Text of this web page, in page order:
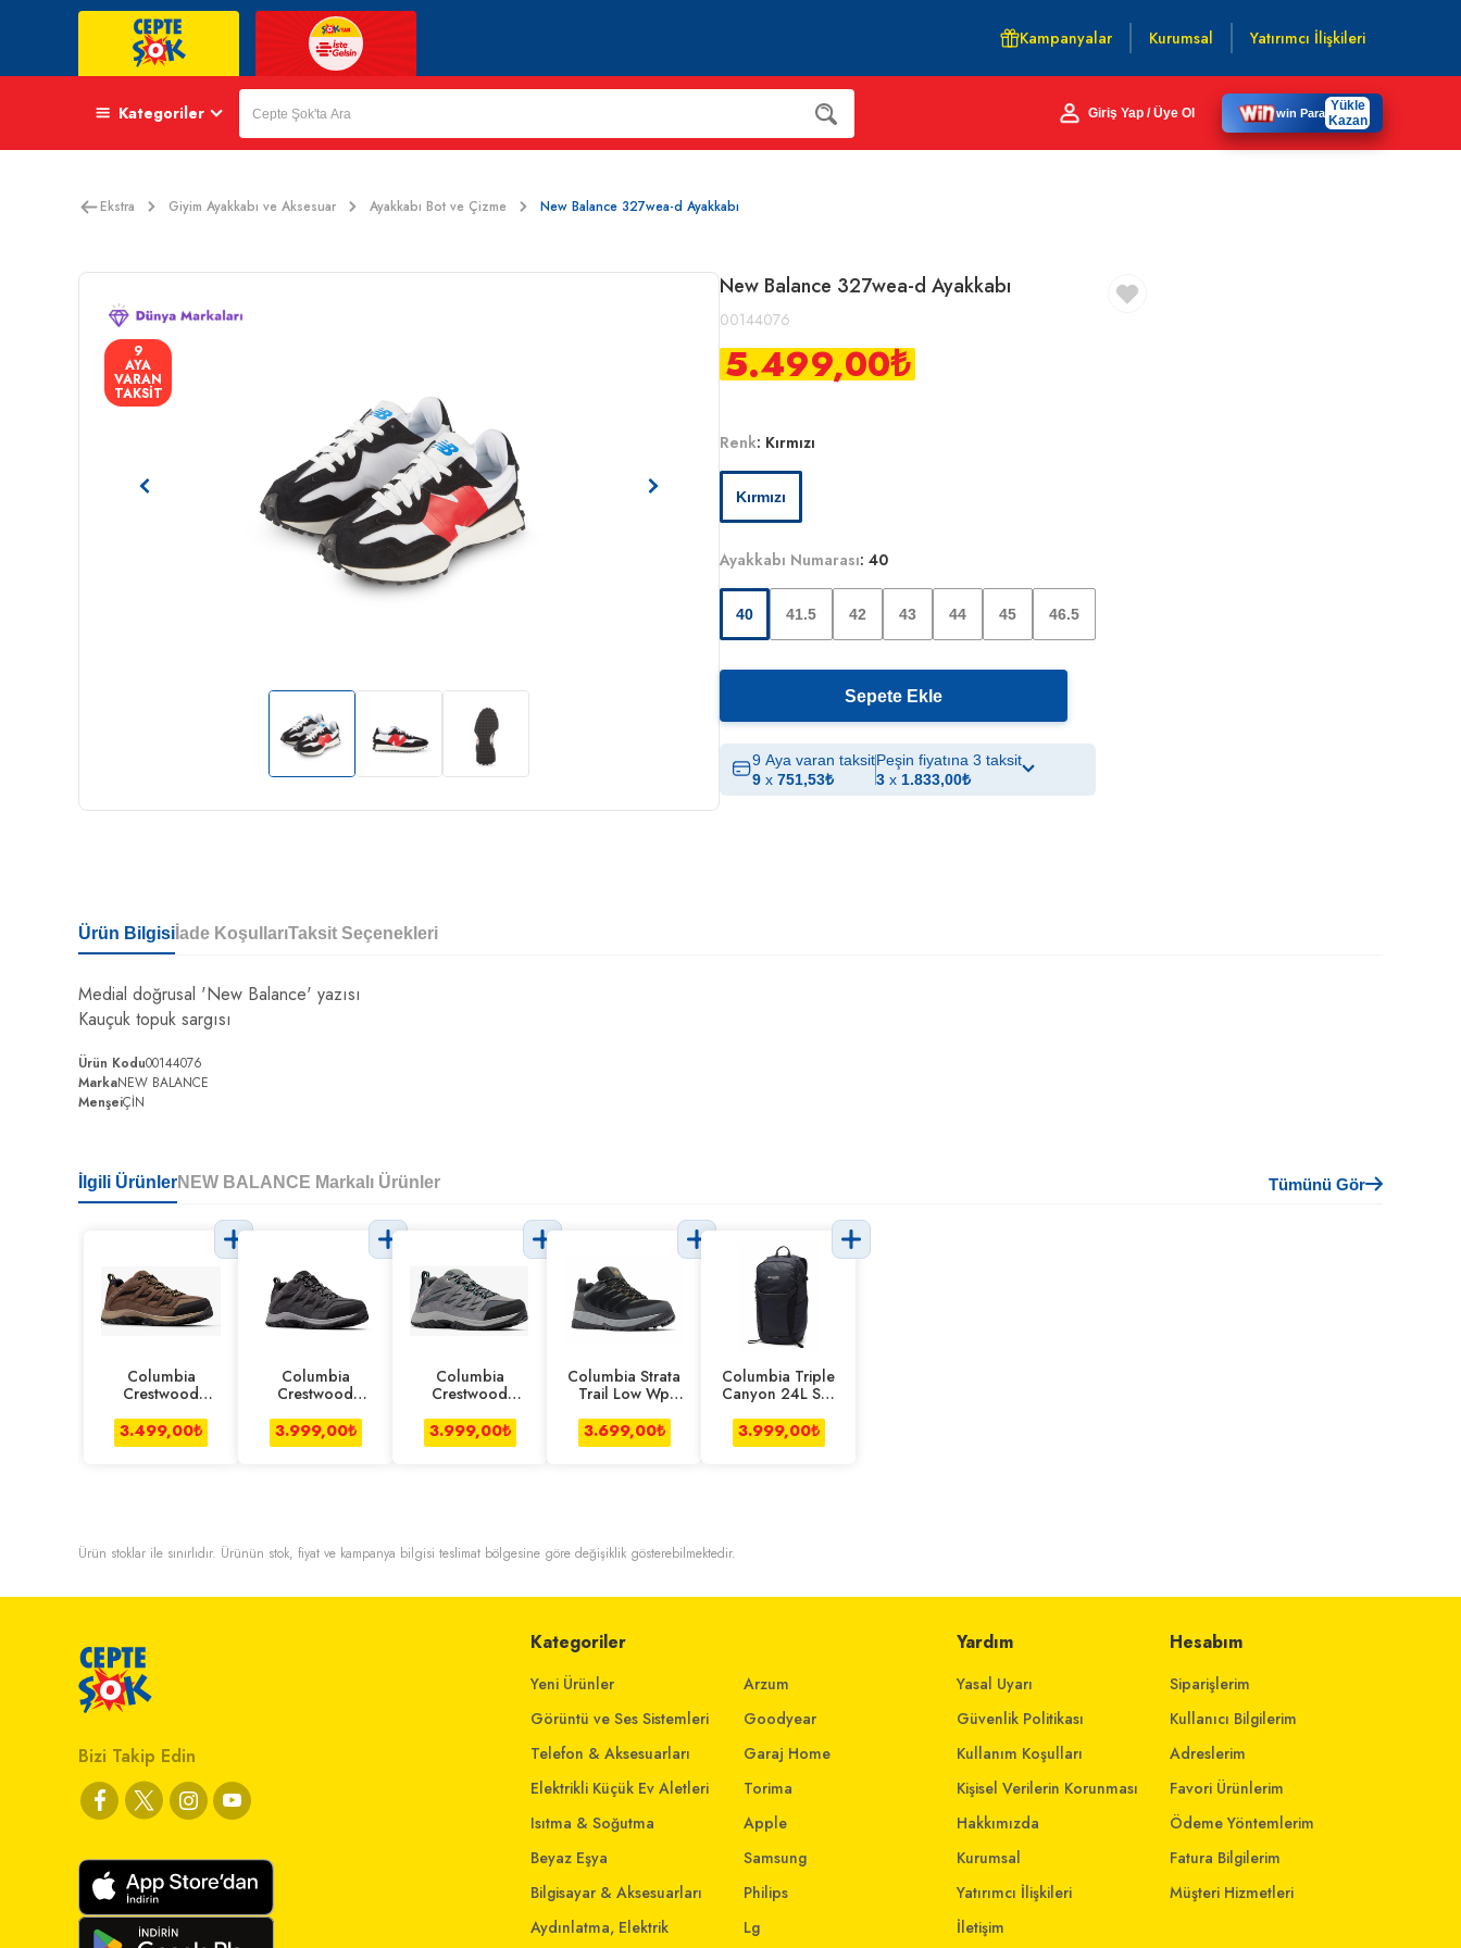
Kampanyalar Kurumsal Yatırımcı İlişkileri
Kategoriler Giriş Yap / Üye Ol win Para Yükle
Kazan
Ekstra Giyim Ayakkabı ve Aksesuar Ayakkabı Bot ve Çizme New Balance 327wea-d Ayakkabı
9
AYA
VARAN
TAKSİT
New Balance 327wea-d Ayakkabı
00144076
5.499,00₺
Renk: Kırmızı
Kırmızı
Ayakkabı Numarası: 40
40 41.5 42 43 44 45 46.5
Sepete Ekle
9 Aya varan taksit
9 x 751,53₺
Peşin fiyatına 3 taksit
3 x 1.833,00₺
Ürün Bilgisi İade KoşullarıTaksit Seçenekleri
Medial doğrusal 'New Balance' yazısı
Kauçuk topuk sargısı
Ürün Kodu00144076
MarkaNEW BALANCE
MenşeiÇİN
İlgili ÜrünlerNEW BALANCE Markalı Ürünler Tümünü Gör
Columbia
Crestwood
Kahverengi
3.499,00₺
Columbia
Crestwood
Gri
3.999,00₺
Columbia
Crestwood
3.999,00₺
Columbia Strata
Trail Low Wp
Siyah
3.699,00₺
Columbia Triple
Canyon 24L Sırt
3.999,00₺
Ürün stoklar ile sınırlıdır. Ürünün stok, fiyat ve kampanya bilgisi teslimat bölgesine göre değişiklik gösterebilmektedir.
Bizi Takip Edin
Kategoriler
Yeni Ürünler
Görüntü ve Ses Sistemleri
Telefon & Aksesuarları
Elektrikli Küçük Ev Aletleri
Isıtma & Soğutma
Beyaz Eşya
Bilgisayar & Aksesuarları
Aydınlatma, Elektrik
Arzum
Goodyear
Garaj Home
Torima
Apple
Samsung
Philips
Lg
Yardım
Yasal Uyarı
Güvenlik Politikası
Kullanım Koşulları
Kişisel Verilerin Korunması
Hakkımızda
Kurumsal
Yatırımcı İlişkileri
İletişim
Hesabım
Siparişlerim
Kullanıcı Bilgilerim
Adreslerim
Favori Ürünlerim
Ödeme Yöntemlerim
Fatura Bilgilerim
Müşteri Hizmetleri